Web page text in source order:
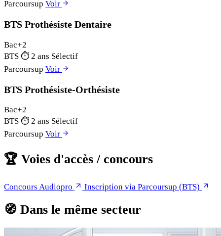
Parcoursup Voir
BTS Prothésiste Dentaire
Bac+2
BTS ⏱ 2 ans Sélectif
Parcoursup Voir
BTS Prothésiste-Orthésiste
Bac+2
BTS ⏱ 2 ans Sélectif
Parcoursup Voir
🏆 Voies d'accès / concours
Concours Audiopro Inscription via Parcoursup (BTS)
🧭 Dans le même secteur